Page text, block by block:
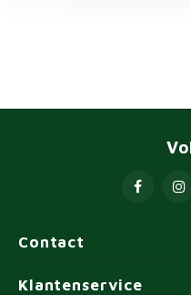
Contact
Klantenservice